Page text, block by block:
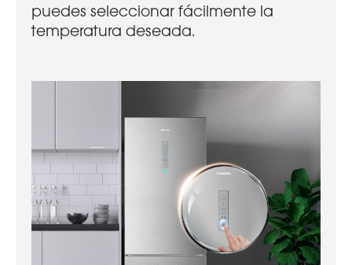
puedes seleccionar fácilmente la
temperatura deseada.